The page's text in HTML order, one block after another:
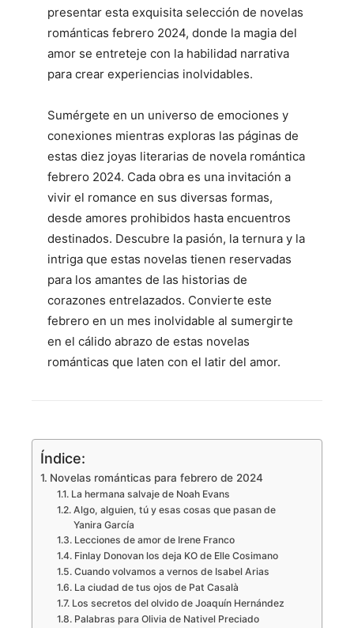
presentar esta exquisita selección de novelas
románticas febrero 2024, donde la magia del
amor se entreteje con la habilidad narrativa
para crear experiencias inolvidables.
Sumérgete en un universo de emociones y
conexiones mientras exploras las páginas de
estas diez joyas literarias de novela romántica
febrero 2024. Cada obra es una invitación a
vivir el romance en sus diversas formas,
desde amores prohibidos hasta encuentros
destinados. Descubre la pasión, la ternura y la
intriga que estas novelas tienen reservadas
para los amantes de las historias de
corazones entrelazados. Convierte este
febrero en un mes inolvidable al sumergirte
en el cálido abrazo de estas novelas
románticas que laten con el latir del amor.
Índice:
Novelas románticas para febrero de 2024
La hermana salvaje de Noah Evans
Algo, alguien, tú y esas cosas que pasan de
Yanira García
Lecciones de amor de Irene Franco
Finlay Donovan los deja KO de Elle Cosimano
Cuando volvamos a vernos de Isabel Arias
La ciudad de tus ojos de Pat Casalà
Los secretos del olvido de Joaquín Hernández
Palabras para Olivia de Nativel Preciado